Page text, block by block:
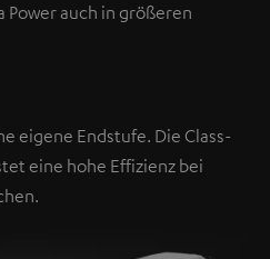
auch in größeren
eigene Endstufe. Die Class-
eine hohe Effizienz bei